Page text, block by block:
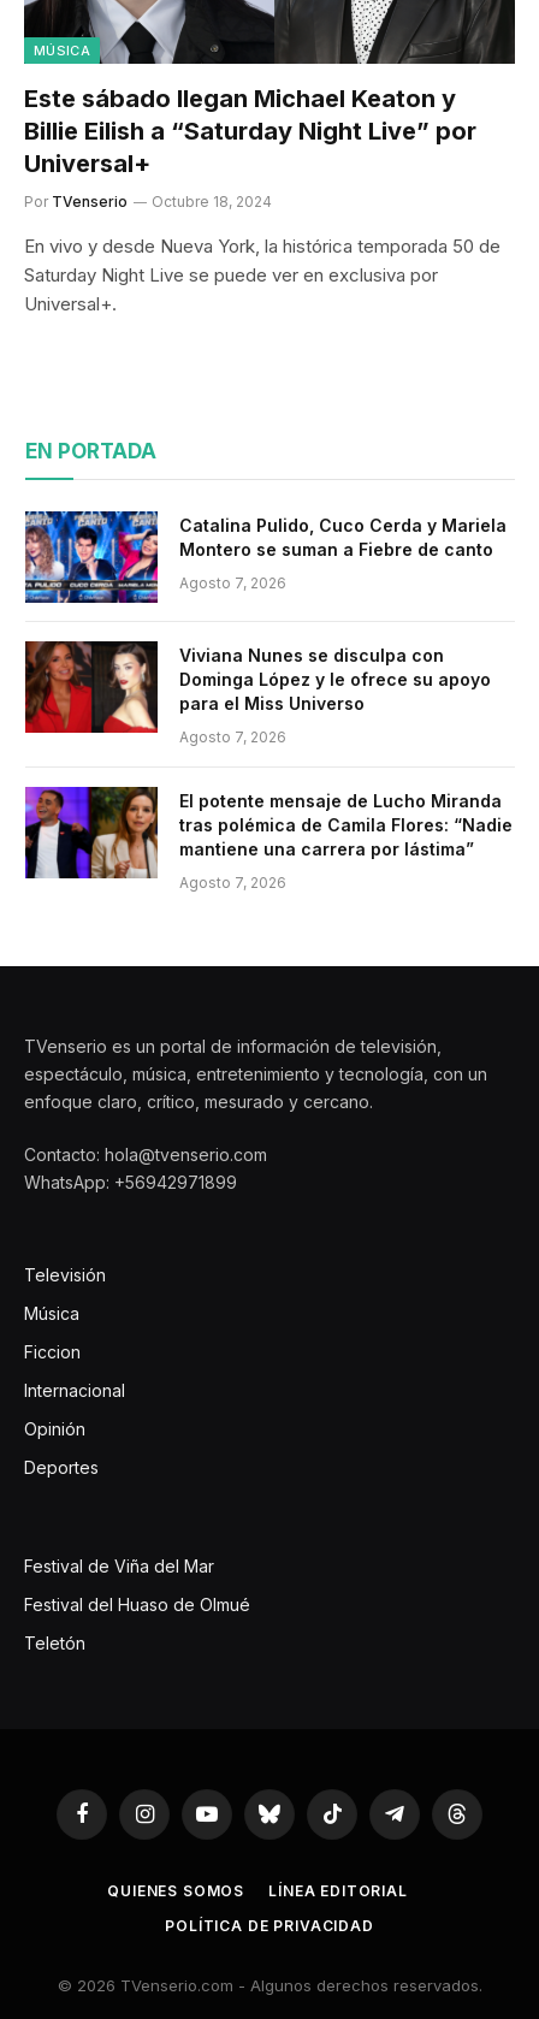
MÚSICA
Este sábado llegan Michael Keaton y
Billie Eilish a “Saturday Night Live” por
Universal+
Por TVenserio Octubre 18, 2024
En vivo y desde Nueva York, la histórica temporada 50 de
Saturday Night Live se puede ver en exclusiva por
Universal+.
EN PORTADA
Catalina Pulido, Cuco Cerda y Mariela
Montero se suman a Fiebre de canto
Agosto 7, 2026
Viviana Nunes se disculpa con
Dominga López y le ofrece su apoyo
para el Miss Universo
Agosto 7, 2026
El potente mensaje de Lucho Miranda
tras polémica de Camila Flores: “Nadie
mantiene una carrera por lástima”
Agosto 7, 2026
TVenserio es un portal de información de televisión,
espectáculo, música, entretenimiento y tecnología, con un
enfoque claro, crítico, mesurado y cercano.
Contacto: hola@tvenserio.com
WhatsApp: +56942971899
Televisión
Música
Ficcion
Internacional
Opinión
Deportes
Festival de Viña del Mar
Festival del Huaso de Olmué
Teletón
FacebookInstagramYouTubeBluesky TikTok TelegramThreads
QUIENES SOMOS
LÍNEA EDITORIAL
POLÍTICA DE PRIVACIDAD
© 2026 TVenserio.com - Algunos derechos reservados.